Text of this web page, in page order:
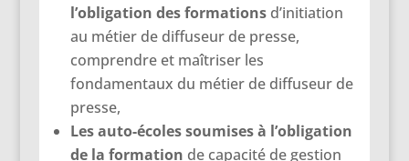
l’obligation des formationsd’initiation
au métier de diffuseur de presse,
comprendre et maîtriser les
fondamentaux du métier de diffuseur de
presse,
Les auto-écoles soumises à l’obligation
de la formation de capacité de gestion